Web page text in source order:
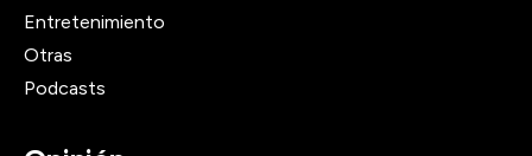
Entretenimiento
Otras
Podcasts